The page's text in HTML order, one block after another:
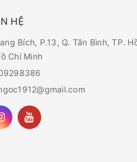
HỆ
Bích, P.13, Q. Tân Bình, TP.
Chí Minh